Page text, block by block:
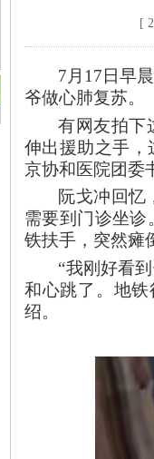
[
7月17日早
爷做心肺复苏。
有网友拍下
伸出援助之手，
京协和医院团委
阮戈冲回忆
需要到门诊坐
铁扶手，突然瘫
“我刚好看
和心跳了。地
绍。